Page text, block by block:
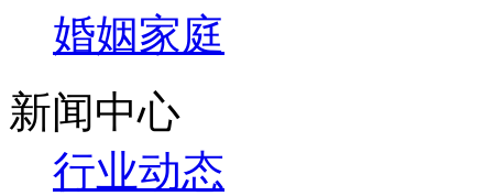
婚姻家庭
新闻中心
行业动态